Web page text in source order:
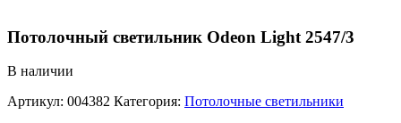
Потолочный светильник Odeon Light 2547/3
В наличии
Артикул: 004382 Категория: Потолочные светильники